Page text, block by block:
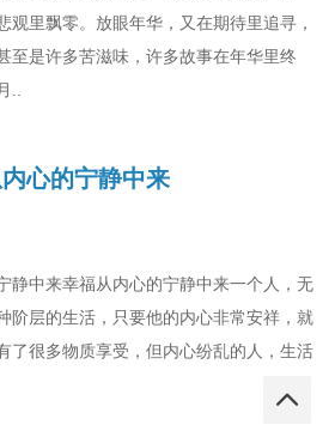
观里飘零。放眼年华，又在期待里追寻，
至是许多苦滋味，许多故事在年华里终
..
心的宁静中来
静中来幸福从内心的宁静中来一个人，无
阶层的生活，只要他的内心非常安祥，就
了很多物质享受，但内心纷乱的人，生活